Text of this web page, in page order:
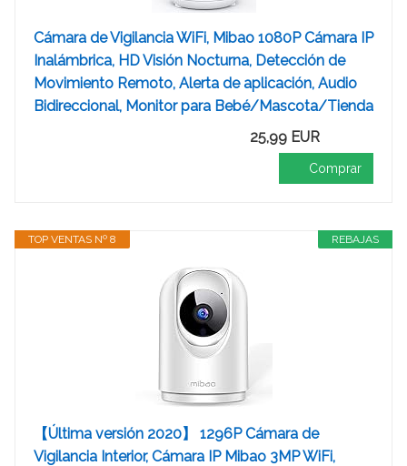
Cámara de Vigilancia WiFi, Mibao 1080P Cámara IP
Inalámbrica, HD Visión Nocturna, Detección de
Movimiento Remoto, Alerta de aplicación, Audio
Bidireccional, Monitor para Bebé/Mascota/Tienda
25,99 EUR
Comprar
REBAJAS
TOP VENTAS Nº 8
【Última versión 2020】 1296P Cámara de
Vigilancia Interior, Cámara IP Mibao 3MP WiFi,